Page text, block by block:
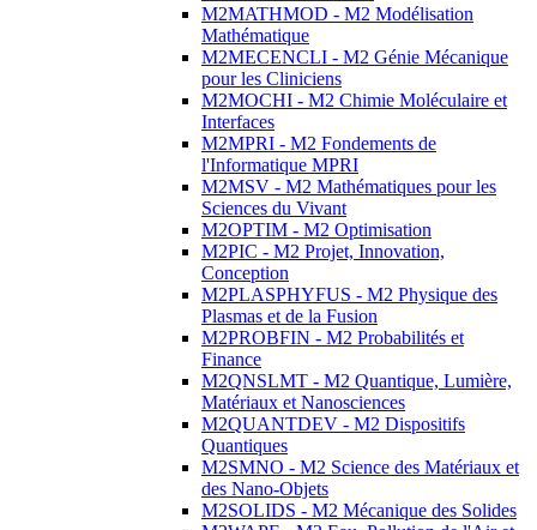
M2MATHMOD - M2 Modélisation
Mathématique
M2MECENCLI - M2 Génie Mécanique
pour les Cliniciens
M2MOCHI - M2 Chimie Moléculaire et
Interfaces
M2MPRI - M2 Fondements de
l'Informatique MPRI
M2MSV - M2 Mathématiques pour les
Sciences du Vivant
M2OPTIM - M2 Optimisation
M2PIC - M2 Projet, Innovation,
Conception
M2PLASPHYFUS - M2 Physique des
Plasmas et de la Fusion
M2PROBFIN - M2 Probabilités et
Finance
M2QNSLMT - M2 Quantique, Lumière,
Matériaux et Nanosciences
M2QUANTDEV - M2 Dispositifs
Quantiques
M2SMNO - M2 Science des Matériaux et
des Nano-Objets
M2SOLIDS - M2 Mécanique des Solides